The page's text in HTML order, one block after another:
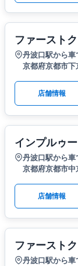
ファースト
丹波口駅から
京都府京都市
店舗情報
インプルゥ
丹波口駅から
京都府京都市
店舗情報
ファースト
丹波口駅から